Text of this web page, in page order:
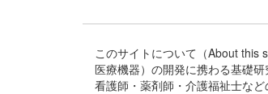
このサイトについて（About this
医療機器）の開発に携わる基礎
看護師・薬剤師・介護福祉士な